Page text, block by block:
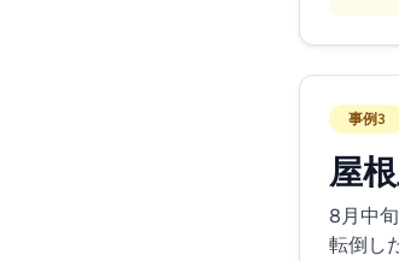
事例3
屋
8月中
転倒し